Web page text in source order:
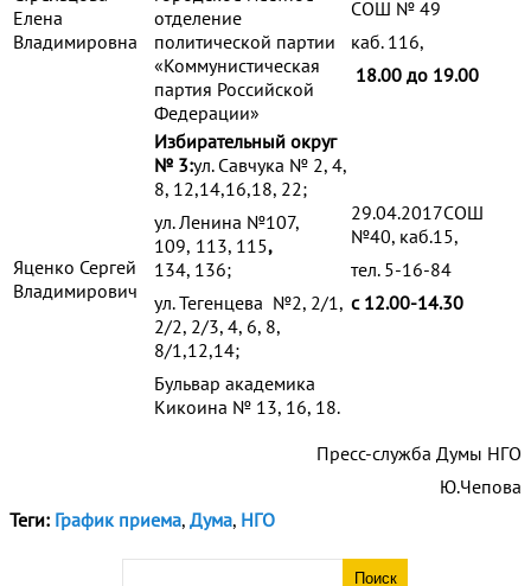
Елена
Владимировна
отделение
политической партии
«Коммунистическая
партия Российской
Федерации»
СОШ № 49
каб. 116,
18.00 до 19.00
Яценко Сергей
Владимирович
Избирательный округ
№ 3:ул. Савчука № 2, 4,
8, 12,14,16,18, 22;
ул. Ленина №107,
109, 113, 115,
134, 136;
ул. Тегенцева №2, 2/1,
2/2, 2/3, 4, 6, 8,
8/1,12,14;
Бульвар академика
Кикоина № 13, 16, 18.
29.04.2017СОШ
№40, каб.15,
тел. 5-16-84
с 12.00-14.30
Пресс-служба Думы НГО
Ю.Чепова
Теги: График приема, Дума, НГО